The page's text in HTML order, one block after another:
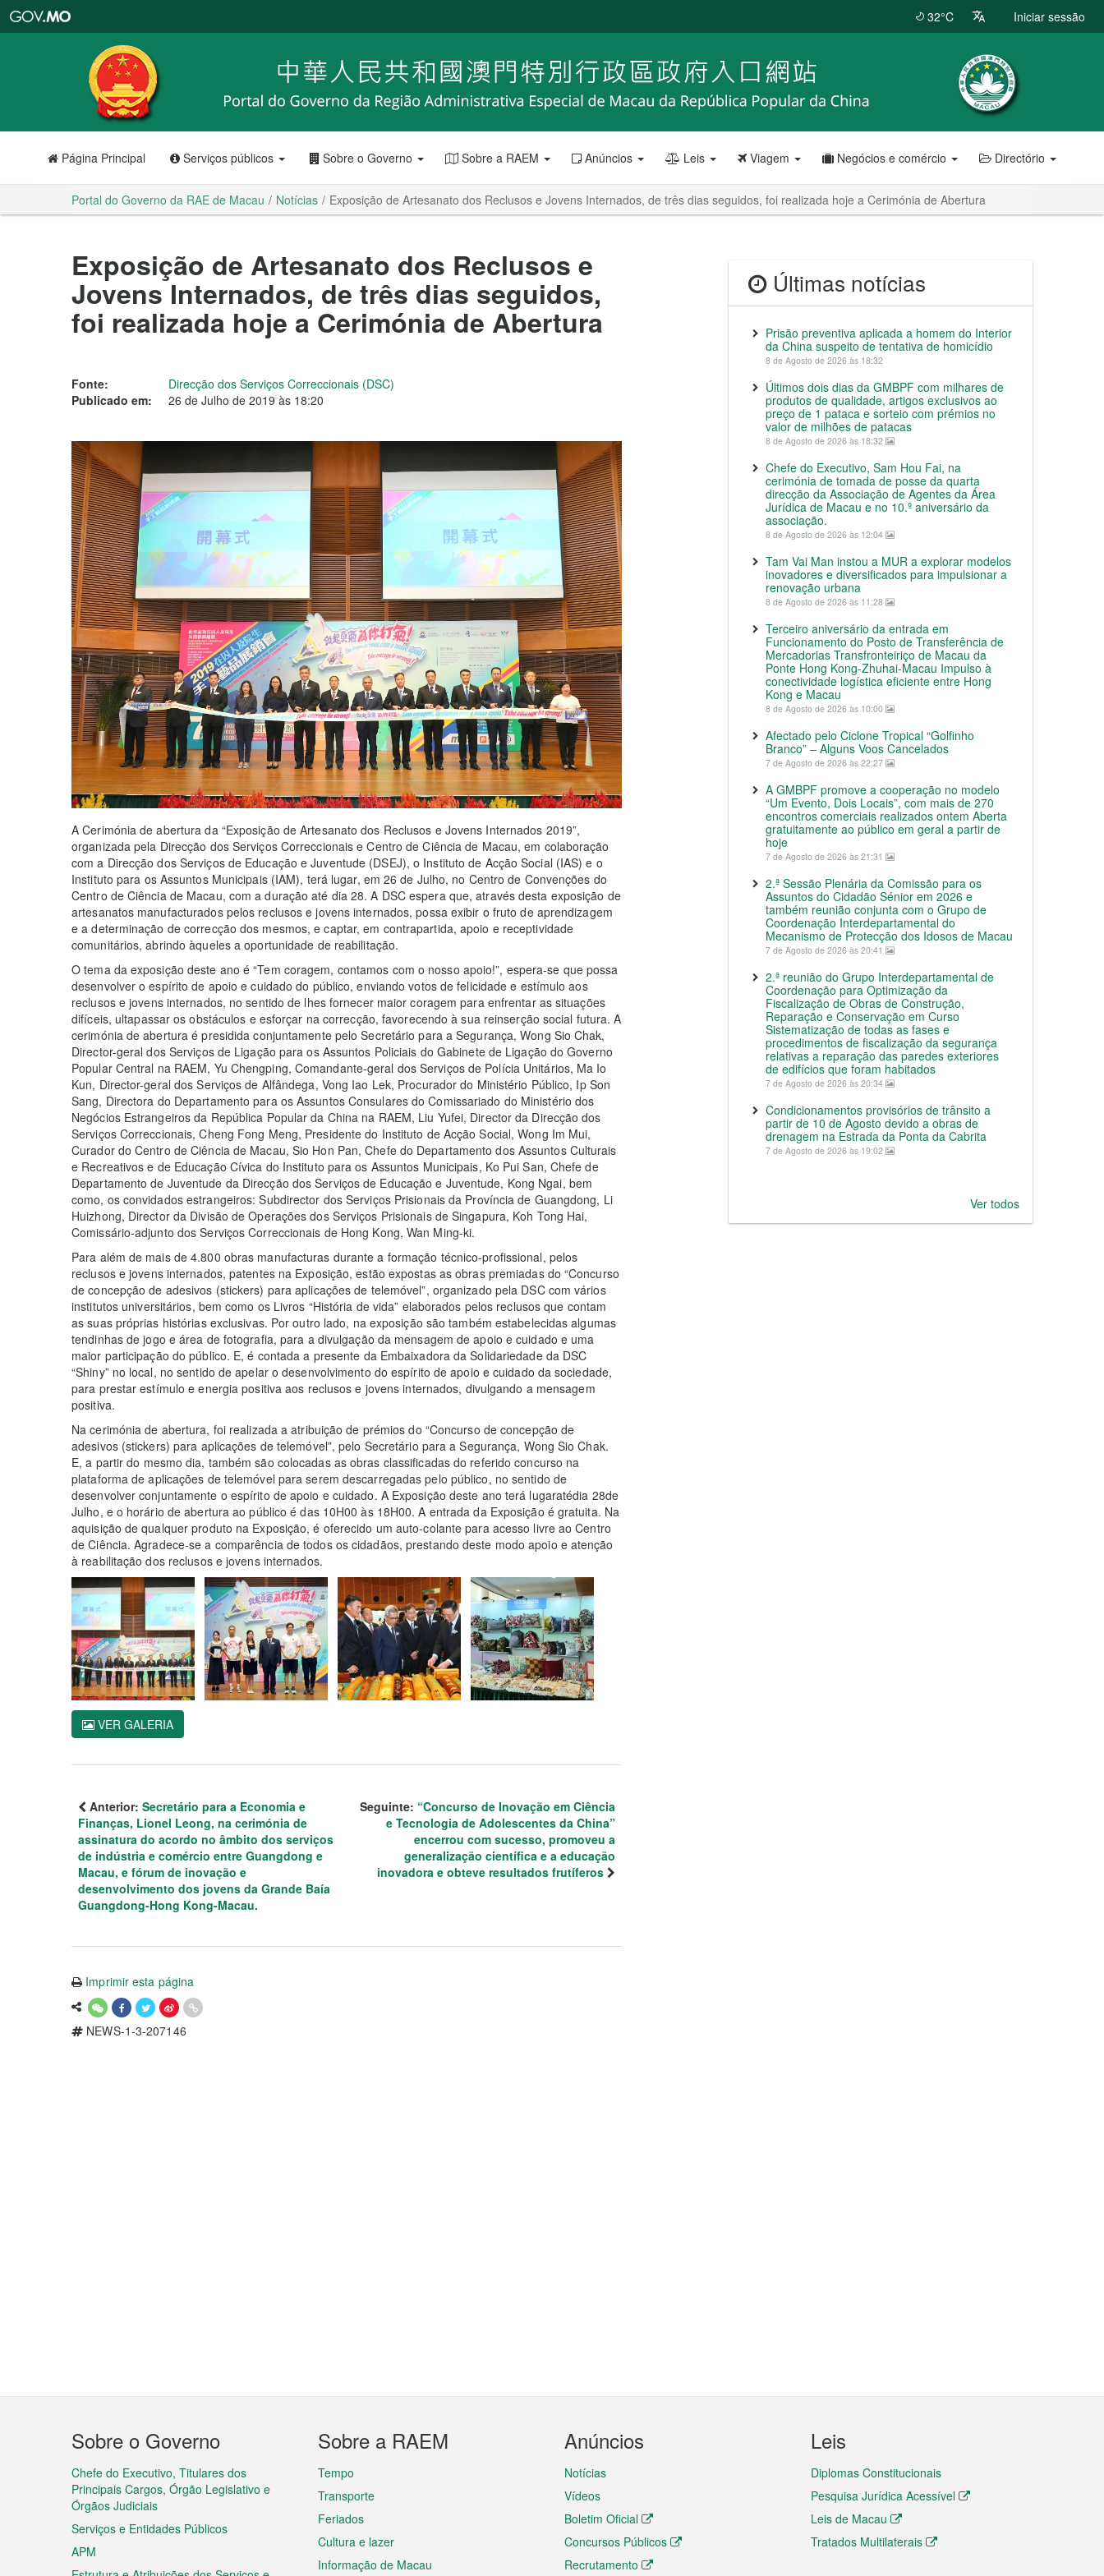
RAE
de
Macau
32°C Iniciar sessão
Página Principal Serviços públicos Sobre o Governo Sobre a RAEM Anúncios Leis Viagem Negócios e comércio Directório
Portal do Governo da RAE de Macau Notícias Exposição de Artesanato dos Reclusos e Jovens Internados, de três dias seguidos, foi realizada hoje a Cerimónia de Abertura
Exposição de Artesanato dos Reclusos e
Jovens Internados, de três dias seguidos,
foi realizada hoje a Cerimónia de Abertura
Fonte:
Direcção dos Serviços Correccionais (DSC)
Publicado em:
26 de Julho de 2019 às 18:20
A Cerimónia de abertura da “Exposição de Artesanato dos Reclusos e Jovens Internados 2019”,
organizada pela Direcção dos Serviços Correccionais e Centro de Ciência de Macau, em colaboração
com a Direcção dos Serviços de Educação e Juventude (DSEJ), o Instituto de Acção Social (IAS) e o
Instituto para os Assuntos Municipais (IAM), terá lugar, em 26 de Julho, no Centro de Convenções do
Centro de Ciência de Macau, com a duração até dia 28. A DSC espera que, através desta exposição de
artesanatos manufacturados pelos reclusos e jovens internados, possa exibir o fruto de aprendizagem
e a determinação de correcção dos mesmos, e captar, em contrapartida, apoio e receptividade
comunitários, abrindo àqueles a oportunidade de reabilitação.
O tema da exposição deste ano é “Tem coragem, contamos com o nosso apoio!”, espera-se que possa
desenvolver o espírito de apoio e cuidado do público, enviando votos de felicidade e estímulo aos
reclusos e jovens internados, no sentido de lhes fornecer maior coragem para enfrentar as situações
difíceis, ultapassar os obstáculos e esforçar na correcção, favorecendo à sua reinserção social futura. A
cerimónia de abertura é presidida conjuntamente pelo Secretário para a Segurança, Wong Sio Chak,
Director-geral dos Serviços de Ligação para os Assuntos Policiais do Gabinete de Ligação do Governo
Popular Central na RAEM, Yu Chengping, Comandante-geral dos Serviços de Polícia Unitários, Ma Io
Kun, Director-geral dos Serviços de Alfândega, Vong Iao Lek, Procurador do Ministério Público, Ip Son
Sang, Directora do Departamento para os Assuntos Consulares do Comissariado do Ministério dos
Negócios Estrangeiros da República Popular da China na RAEM, Liu Yufei, Director da Direcção dos
Serviços Correccionais, Cheng Fong Meng, Presidente do Instituto de Acção Social, Wong Im Mui,
Curador do Centro de Ciência de Macau, Sio Hon Pan, Chefe do Departamento dos Assuntos Culturais
e Recreativos e de Educação Cívica do Instituto para os Assuntos Municipais, Ko Pui San, Chefe de
Departamento de Juventude da Direcção dos Serviços de Educação e Juventude, Kong Ngai, bem
como, os convidados estrangeiros: Subdirector dos Serviços Prisionais da Província de Guangdong, Li
Huizhong, Director da Divisão de Operações dos Serviços Prisionais de Singapura, Koh Tong Hai,
Comissário-adjunto dos Serviços Correccionais de Hong Kong, Wan Ming-ki.
Para além de mais de 4.800 obras manufacturas durante a formação técnico-profissional, pelos
reclusos e jovens internados, patentes na Exposição, estão expostas as obras premiadas do “Concurso
de concepção de adesivos (stickers) para aplicações de telemóvel”, organizado pela DSC com vários
institutos universitários, bem como os Livros “História de vida” elaborados pelos reclusos que contam
as suas próprias histórias exclusivas. Por outro lado, na exposição são também estabelecidas algumas
tendinhas de jogo e área de fotografia, para a divulgação da mensagem de apoio e cuidado e uma
maior participação do público. E, é contada a presente da Embaixadora da Solidariedade da DSC
“Shiny” no local, no sentido de apelar o desenvolvimento do espírito de apoio e cuidado da sociedade,
para prestar estímulo e energia positiva aos reclusos e jovens internados, divulgando a mensagem
positiva.
Na cerimónia de abertura, foi realizada a atribuição de prémios do “Concurso de concepção de
adesivos (stickers) para aplicações de telemóvel”, pelo Secretário para a Segurança, Wong Sio Chak.
E, a partir do mesmo dia, também são colocadas as obras classificadas do referido concurso na
plataforma de aplicações de telemóvel para serem descarregadas pelo público, no sentido de
desenvolver conjuntamente o espírito de apoio e cuidado. A Exposição deste ano terá lugaratédia 28de
Julho, e o horário de abertura ao público é das 10H00 às 18H00. A entrada da Exposição é gratuita. Na
aquisição de qualquer produto na Exposição, é oferecido um auto-colante para acesso livre ao Centro
de Ciência. Agradece-se a comparência de todos os cidadãos, prestando deste modo apoio e atenção
à reabilitação dos reclusos e jovens internados.
VER GALERIA
Anterior: Secretário para a Economia e
Finanças, Lionel Leong, na cerimónia de
assinatura do acordo no âmbito dos serviços
de indústria e comércio entre Guangdong e
Macau, e fórum de inovação e
desenvolvimento dos jovens da Grande Baía
Guangdong-Hong Kong-Macau.
Seguinte: “Concurso de Inovação em Ciência
e Tecnologia de Adolescentes da China”
encerrou com sucesso, promoveu a
generalização científica e a educação
inovadora e obteve resultados frutíferos
Imprimir esta página
NEWS-1-3-207146
Últimas notícias
Prisão preventiva aplicada a homem do Interior
da China suspeito de tentativa de homicídio
8 de Agosto de 2026 às 18:32
Últimos dois dias da GMBPF com milhares de
produtos de qualidade, artigos exclusivos ao
preço de 1 pataca e sorteio com prémios no
valor de milhões de patacas
8 de Agosto de 2026 às 18:32
Chefe do Executivo, Sam Hou Fai, na
cerimónia de tomada de posse da quarta
direcção da Associação de Agentes da Área
Jurídica de Macau e no 10.º aniversário da
associação.
8 de Agosto de 2026 às 12:04
Tam Vai Man instou a MUR a explorar modelos
inovadores e diversificados para impulsionar a
renovação urbana
8 de Agosto de 2026 às 11:28
Terceiro aniversário da entrada em
Funcionamento do Posto de Transferência de
Mercadorias Transfronteiriço de Macau da
Ponte Hong Kong-Zhuhai-Macau Impulso à
conectividade logística eficiente entre Hong
Kong e Macau
8 de Agosto de 2026 às 10:00
Afectado pelo Ciclone Tropical “Golfinho
Branco” – Alguns Voos Cancelados
7 de Agosto de 2026 às 22:27
A GMBPF promove a cooperação no modelo
“Um Evento, Dois Locais”, com mais de 270
encontros comerciais realizados ontem Aberta
gratuitamente ao público em geral a partir de
hoje
7 de Agosto de 2026 às 21:31
2.ª Sessão Plenária da Comissão para os
Assuntos do Cidadão Sénior em 2026 e
também reunião conjunta com o Grupo de
Coordenação Interdepartamental do
Mecanismo de Protecção dos Idosos de Macau
7 de Agosto de 2026 às 20:41
2.ª reunião do Grupo Interdepartamental de
Coordenação para Optimização da
Fiscalização de Obras de Construção,
Reparação e Conservação em Curso
Sistematização de todas as fases e
procedimentos de fiscalização da segurança
relativas a reparação das paredes exteriores
de edifícios que foram habitados
7 de Agosto de 2026 às 20:34
Condicionamentos provisórios de trânsito a
partir de 10 de Agosto devido a obras de
drenagem na Estrada da Ponta da Cabrita
7 de Agosto de 2026 às 19:02
Ver todos
Menu
do
rodapé
Sobre o Governo
Chefe do Executivo, Titulares dos
Principais Cargos, Órgão Legislativo e
Órgãos Judiciais
Serviços e Entidades Públicos
APM
Sobre a RAEM
Tempo
Transporte
Feriados
Cultura e lazer
Informação de Macau
Anúncios
Notícias
Vídeos
Boletim Oficial
Concursos Públicos
Recrutamento
Leis
Diplomas Constitucionais
Pesquisa Jurídica Acessível
Leis de Macau
Tratados Multilaterais